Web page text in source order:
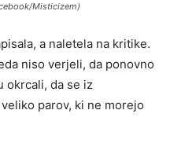
Misticizem)
a naletela na kritike.
niso verjeli, da ponovno
okrcali, da se iz
parov, ki ne morejo